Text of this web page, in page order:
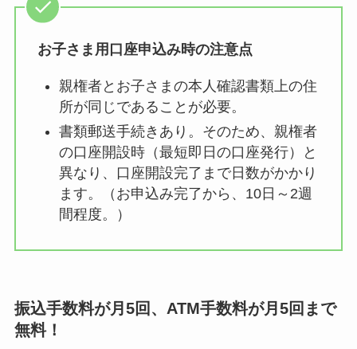
お子さま用口座申込み時の注意点
親権者とお子さまの本人確認書類上の住
所が同じであることが必要。
書類郵送手続きあり。そのため、親権者
の口座開設時（最短即日の口座発行）と
異なり、口座開設完了まで日数がかかり
ます。（お申込み完了から、10日～2週
間程度。）
振込手数料が月5回、ATM手数料が月5回まで
無料！